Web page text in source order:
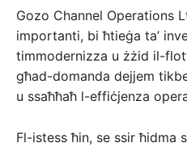
Gozo Channel Operations
importanti, bi ħtieġa ta’
timmodernizza u żżid il-
għad-domanda dejjem
u ssaħħaħ l-effiċjenza
Fl-istess ħin, se ssir ħidma